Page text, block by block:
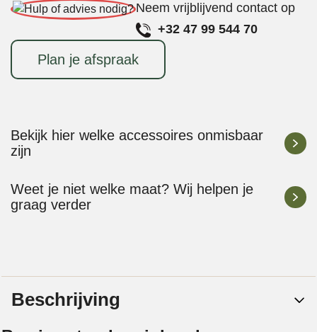
Neem vrijblijvend contact op
+32 47 99 544 70
Plan je afspraak
Bekijk hier welke accessoires onmisbaar
zijn
Weet je niet welke maat? Wij helpen je
graag verder
Beschrijving